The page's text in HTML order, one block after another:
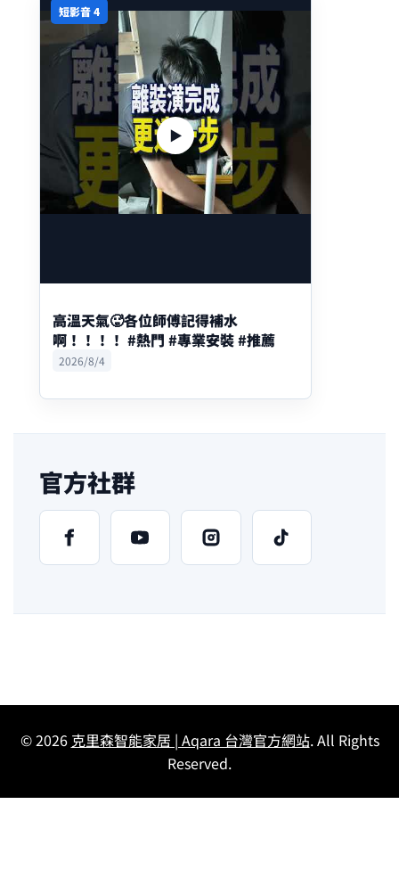
▶
短影音 4
高溫天氣🥵各位師傅記得補水
啊！！！！ #熱門 #專業安裝 #推薦
2026/8/4
官方社群
© 2026 克里森智能家居 | Aqara 台灣官方網站. All Rights
Reserved.